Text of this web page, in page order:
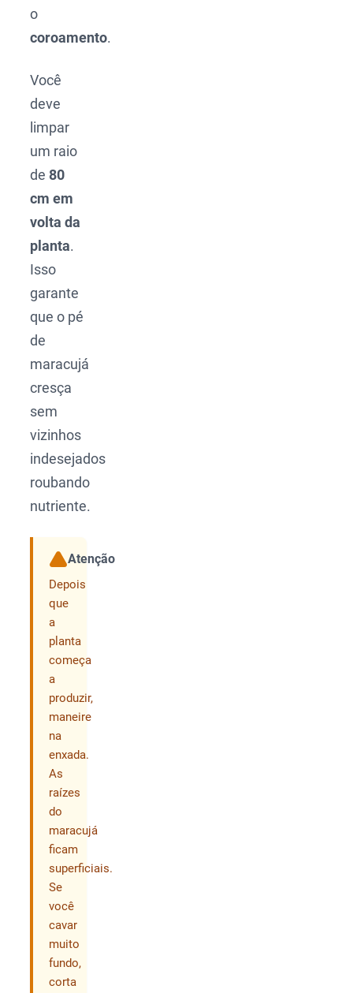
o
coroamento.
Você
deve
limpar
um raio
de80
cm em
volta da
planta.
Isso
garante
que o pé
de
maracujá
cresça
sem
vizinhos
indesejados
roubando
nutriente.
Atenção
Depois
que
a
planta
começa
a
produzir,
maneire
na
enxada.
As
raízes
do
maracujá
ficam
superficiais.
Se
você
cavar
muito
fundo,
corta